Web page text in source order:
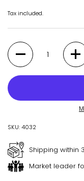
Tax included.
Quantity
SKU: 4032
Shipping within
Market leader